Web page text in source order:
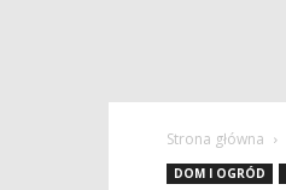
Strona główna
DOM I OGRÓD